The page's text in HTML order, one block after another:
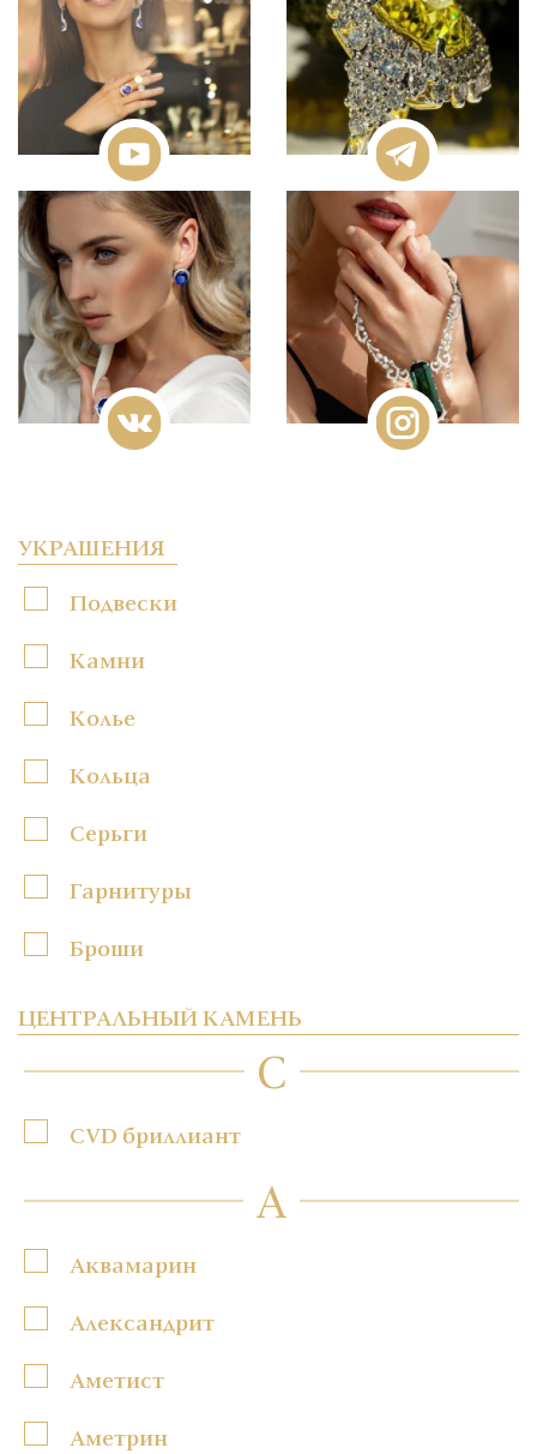
УКРАШЕНИЯ
Подвески
Камни
Колье
Кольца
Серьги
Гарнитуры
Броши
ЦЕНТРАЛЬНЫЙ КАМЕНЬ
C
CVD бриллиант
А
Аквамарин
Александрит
Аметист
Аметрин